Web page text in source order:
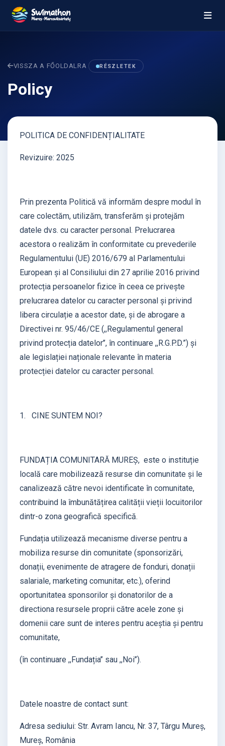
VISSZA A FŐOLDALRA RÉSZLETEK
Policy
POLITICA DE CONFIDENȚIALITATE
Revizuire: 2025
Prin prezenta Politică vă informăm despre modul în
care colectăm, utilizăm, transferăm și protejăm
datele dvs. cu caracter personal. Prelucrarea
acestora o realizăm în conformitate cu prevederile
Regulamentului (UE) 2016/679 al Parlamentului
European și al Consiliului din 27 aprilie 2016 privind
protecția persoanelor fizice în ceea ce privește
prelucrarea datelor cu caracter personal și privind
libera circulație a acestor date, și de abrogare a
Directivei nr. 95/46/CE (,,Regulamentul general
privind protecția datelor’’, în continuare ,,R.G.P.D.”) și
ale legislației naționale relevante în materia
protecției datelor cu caracter personal.
1. CINE SUNTEM NOI?
FUNDAȚIA COMUNITARĂ MUREȘ, este o instituție
locală care mobilizează resurse din comunitate și le
canalizează către nevoi identificate în comunitate,
contribuind la îmbunătățirea calității vieții locuitorilor
dintr-o zona geografică specifică.
Fundația utilizează mecanisme diverse pentru a
mobiliza resurse din comunitate (sponsorizări,
donații, evenimente de atragere de fonduri, donații
salariale, marketing comunitar, etc.), oferind
oportunitatea sponsorilor și donatorilor de a
directiona resursele proprii către acele zone și
domenii care sunt de interes pentru aceștia și pentru
comunitate,
(în continuare ,,Fundația’’ sau ,,Noi’’).
Datele noastre de contact sunt:
Adresa sediului: Str. Avram Iancu, Nr. 37, Târgu Mureș,
Mureș, România